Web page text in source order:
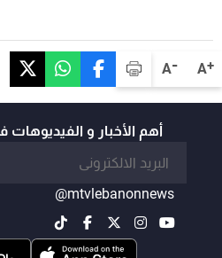
A+
A-
أهم الأخبار و الفيديوهات
@mtvlebanonnews